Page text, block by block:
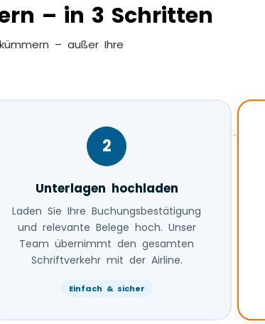
– in 3 Schritten
– außer Ihre
→
2
Unterlagen hochladen
Laden Sie Ihre Buchungsbestätigung
und relevante Belege hoch. Unser
Team übernimmt den gesamten
Schriftverkehr mit der Airline.
Einfach & sicher